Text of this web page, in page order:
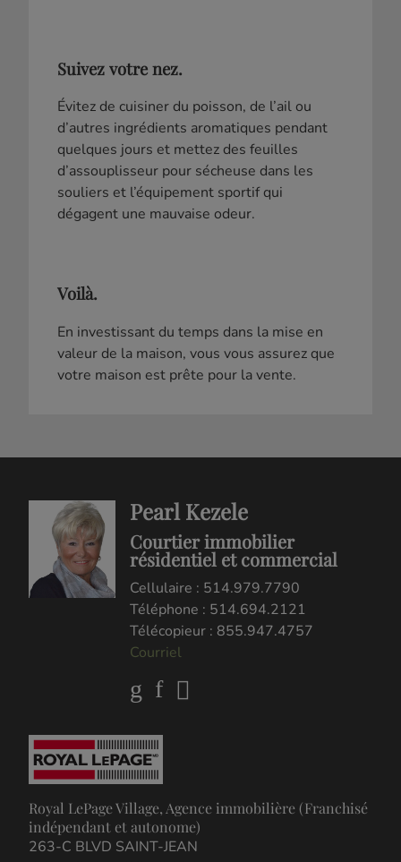
Suivez votre nez.
Évitez de cuisiner du poisson, de l’ail ou
d’autres ingrédients aromatiques pendant
quelques jours et mettez des feuilles
d’assouplisseur pour sécheuse dans les
souliers et l’équipement sportif qui
dégagent une mauvaise odeur.
Voilà.
En investissant du temps dans la mise en
valeur de la maison, vous vous assurez que
votre maison est prête pour la vente.
Pearl Kezele
Courtier immobilier
résidentiel et commercial
Cellulaire : 514.979.7790
Téléphone : 514.694.2121
Télécopieur : 855.947.4757
Courriel
Royal LePage Village, Agence immobilière (Franchisé
indépendant et autonome)
263-C BLVD SAINT-JEAN